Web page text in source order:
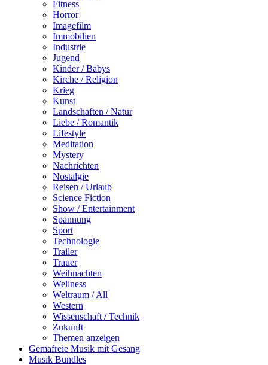
Fitness
Horror
Imagefilm
Immobilien
Industrie
Jugend
Kinder / Babys
Kirche / Religion
Krieg
Kunst
Landschaften / Natur
Liebe / Romantik
Lifestyle
Meditation
Mystery
Nachrichten
Nostalgie
Reisen / Urlaub
Science Fiction
Show / Entertainment
Spannung
Sport
Technologie
Trailer
Trauer
Weihnachten
Wellness
Weltraum / All
Western
Wissenschaft / Technik
Zukunft
Themen anzeigen
Gemafreie Musik mit Gesang
Musik Bundles